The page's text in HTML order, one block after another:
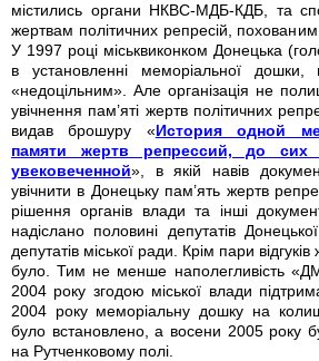
містились органи НКВС-МДБ-КДБ, та
жертвам політичних репресій,
У 1997 році міськвиконком Донецька
в установленні меморіальної
«недоцільним». Але організація не
увічнення пам’яті жертв політичних
видав брошуру «История одной
памяти жертв репрессий, до
увековеченной», в якій навів
увічнити в Донецьку пам’ять жертв
рішення органів влади та інші
надіслано половині депутатів
депутатів міської ради. Крім пари відгуків
було. Тим не менше наполегливість
2004 року згодою міської влади
2004 року меморіальну дошку на
було встановлено, а восени 2005 року
на Рутченковому полі.